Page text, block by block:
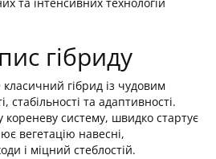
та інтенсивних технологій
гібриду
гібрид із чудовим
та адаптивності.
систему, швидко стартує
вегетацію навесні,
і міцний стеблостій.